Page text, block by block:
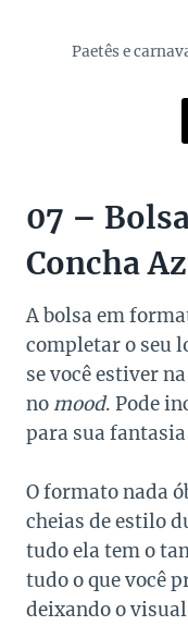
Paetês e
07 –
Concha
A bolsa em
completar o seu
se você estiver
nomood. Pode
para sua fantasia
O formato nada
cheias de estilo
tudo ela tem o
tudo o que você
deixando o